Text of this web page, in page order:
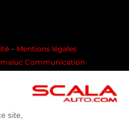
– Mentions légales
Communication
site,